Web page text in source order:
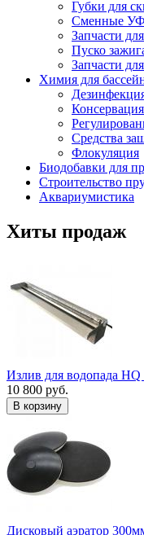
Губки для
Сменные
Запчасти
Пуско
Запчасти
Химия для
Средства
Флокуляция
Биодобавки для
Строительство
Аквариумистика
Хиты продаж
Излив для водопада HQ
10 800 руб.
В корзину
Дисковый аэратор